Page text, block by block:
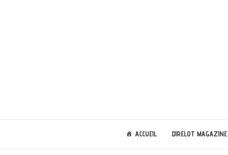
ACCUEIL DIRELOT MAGAZINE